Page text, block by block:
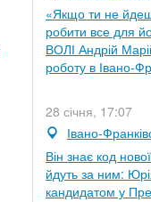
«Якщо ти не
робити все для
ВОЛІ Андрій
роботу в Івано-
28 січня, 17:07
Івано-
Він знає код
йдуть за ним:
кандидатом у